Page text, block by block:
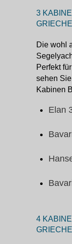
3
Die wohl
Perfekt
sehen
Kabinen
Elan
4